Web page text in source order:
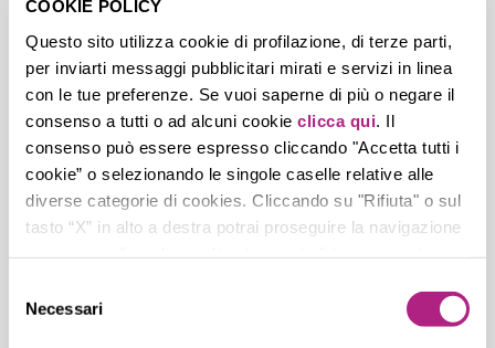
COOKIE POLICY
Questo sito utilizza cookie di profilazione, di terze parti,
per inviarti messaggi pubblicitari mirati e servizi in linea
con le tue preferenze. Se vuoi saperne di più o negare il
consenso a tutti o ad alcuni cookie clicca qui . Il
consenso può essere espresso cliccando "Accetta tutti i
cookie” o selezionando le singole caselle relative alle
diverse categorie di cookies. Cliccando su "Rifiuta" o sul
tasto “X” in alto a destra potrai proseguire la navigazione
delNecessari
la degustazione.
RECENT POSTS
L’AIS Campania vince il Premio Surgiva
portando nelle scuole la cultura del vino e
del bere responsabile
Il Gruppo Lunelli presenta il Report di
Sostenibilità 2024